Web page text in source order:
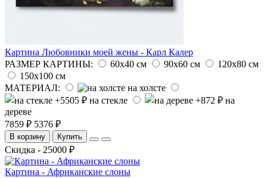
Картина Любовники моей жены - Карл Калер
РАЗМЕР КАРТИНЫ:
60х40 см 90х60 см
120х80 см
150х100 см
МАТЕРИАЛ:
на холсте
на стекле
на
дереве
7859 ₽ 5376 ₽
В корзину Купить
Скидка - 25000 ₽
Картина - Африканские слоны